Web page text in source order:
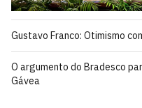
Gustavo Franco: Otimismo
O argumento do Bradesco
Gávea